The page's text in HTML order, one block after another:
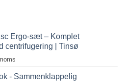
Ergo-sæt – Komplet
centrifugering | Tinsø
- Sammenklappelig